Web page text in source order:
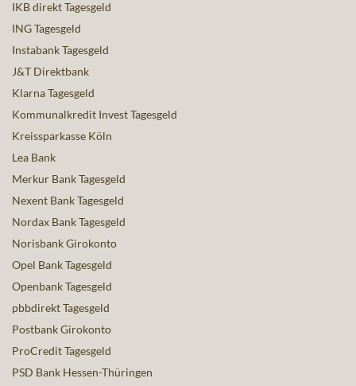
IKB direkt Tagesgeld
ING Tagesgeld
Instabank Tagesgeld
J&T Direktbank
Klarna Tagesgeld
Kommunalkredit Invest Tagesgeld
Kreissparkasse Köln
Lea Bank
Merkur Bank Tagesgeld
Nexent Bank Tagesgeld
Nordax Bank Tagesgeld
Norisbank Girokonto
Opel Bank Tagesgeld
Openbank Tagesgeld
pbbdirekt Tagesgeld
Postbank Girokonto
ProCredit Tagesgeld
PSD Bank Hessen-Thüringen